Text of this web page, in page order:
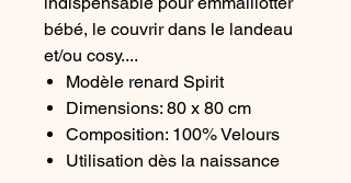
bébé, le couvrir dans le landeau
et/ou cosy....
Modèle renard Spirit
Dimensions: 80 x 80 cm
Composition: 100% Velours
Utilisation dès la naissance